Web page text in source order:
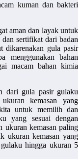
kuman dan bakteri
aman dan layak untuk
sertifikat dari badan
dikarenakan gula pasir
menggunakan bahan
macam bahan kimia
dari gula pasir gulaku
kemasan yang
untuk memilih dan
yang sesuai dengan
ukuran kemasan paling
ukuran kemasan yang
hingga ukuran 5